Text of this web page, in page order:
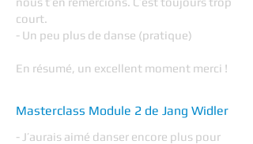
court.
- Un peu plus de danse (pratique)
En résumé, un excellent moment merci !
Masterclass Module 2 de Jang Widler
- J’aurais aimé danser encore plus pour